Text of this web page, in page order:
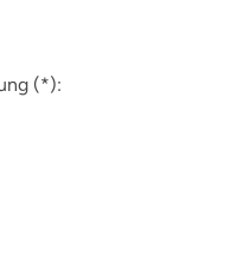
(*):